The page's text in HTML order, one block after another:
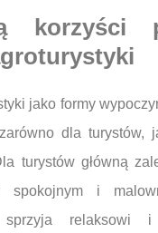
korzyści
jako formy
dla turystów,
turystów główną
spokojnym i
relaksowi i